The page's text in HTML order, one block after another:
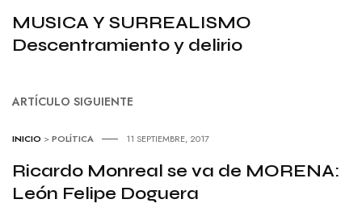
MUSICA Y SURREALISMO
Descentramiento y delirio
ARTÍCULO SIGUIENTE
INICIO >POLÍTICA 11 SEPTIEMBRE, 2017
Ricardo Monreal se va de MORENA:
León Felipe Doguera